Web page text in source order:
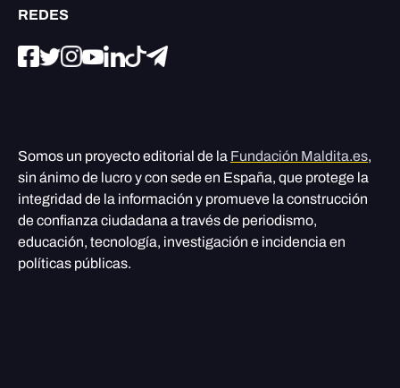
REDES
Somos un proyecto editorial de la Fundación Maldita.es,
sin ánimo de lucro y con sede en España, que protege la
integridad de la información y promueve la construcción
de confianza ciudadana a través de periodismo,
educación, tecnología, investigación e incidencia en
políticas públicas.